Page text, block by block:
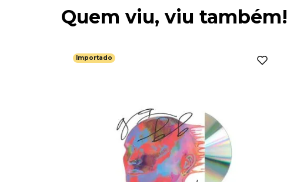
Quem viu, viu também!
Importado